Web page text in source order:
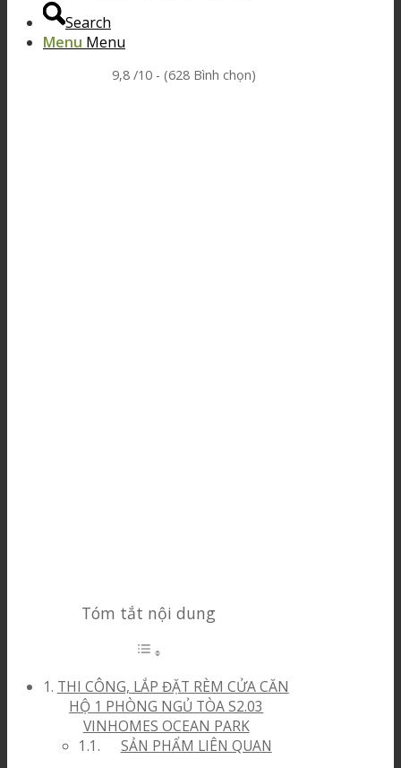
Search
Menu Menu
9,8 /10 - (628 Bình chọn)
Tóm tắt nội dung
THI CÔNG, LẮP ĐẶT RÈM CỬA CĂN
HỘ 1 PHÒNG NGỦ TÒA S2.03
VINHOMES OCEAN PARK
SẢN PHẨM LIÊN QUAN